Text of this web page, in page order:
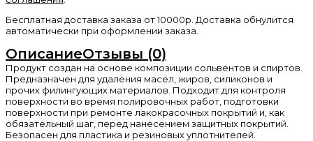
Бесплатная доставка заказа от 10000р. Доставка обнулится
автоматически при оформлении заказа.
ОписаниеОтзывы (0)
Продукт создан на основе композиции сольвентов и спиртов.
Предназначен для удаления масел, жиров, силиконов и
прочих филингующих материалов. Подходит для контроля
поверхности во время полировочных работ, подготовки
поверхности при ремонте лакокрасочных покрытий и, как
обязательный шаг, перед нанесением защитных покрытий.
Безопасен для пластика и резиновых уплотнителей.